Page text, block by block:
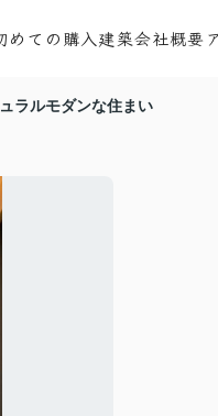
めての購入建築会社概要
ラルモダンな住まい